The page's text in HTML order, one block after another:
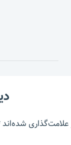
شده‌اند